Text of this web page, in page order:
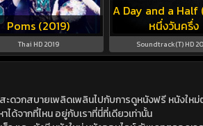
Poms (2019)
Thai HD 2019
A Day and a Half
หนึ่งวันครึ่ง
Soundtrack(T) HD
ดวกสบายเพลิดเพลินไปกับการดูหนังฟรี หนังให
ด้จากที่ไหน อยู่กับเราที่นี่ที่เดียวเท่านั้น